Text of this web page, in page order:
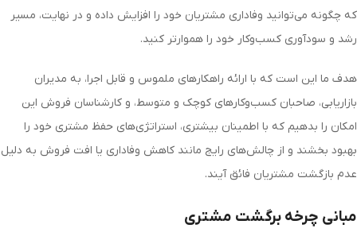
که چگونه می‌توانید وفاداری مشتریان خود را افزایش داده و در نهایت، مسیر
رشد و سودآوری کسب‌وکار خود را هموارتر کنید.
هدف ما این است که با ارائه راهکارهای ملموس و قابل اجرا، به مدیران
بازاریابی، صاحبان کسب‌وکارهای کوچک و متوسط، و کارشناسان فروش این
امکان را بدهیم که با اطمینان بیشتری، استراتژی‌های حفظ مشتری خود را
بهبود بخشند و از چالش‌های رایج مانند کاهش وفاداری یا افت فروش به دلیل
عدم بازگشت مشتریان فائق آیند.
مبانی چرخه برگشت مشتری